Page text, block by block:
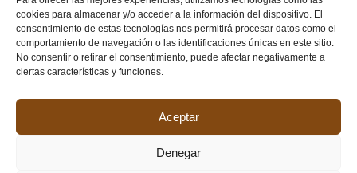
cookies para almacenar y/o acceder a la información del dispositivo. El
consentimiento de estas tecnologías nos permitirá procesar datos como el
comportamiento de navegación o las identificaciones únicas en este sitio.
No consentir o retirar el consentimiento, puede afectar negativamente a
ciertas características y funciones.
Aceptar
Denegar